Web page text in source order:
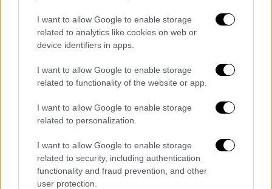
I want to allow Google to enable storage
related to analytics like cookies on web or
device identifiers in apps.
I want to allow Google to enable storage
related to functionality of the website or app.
I want to allow Google to enable storage
related to personalization.
I want to allow Google to enable storage
related to security, including authentication
functionality and fraud prevention, and other
user protection.
Κόσμος|17.11.2020 22:51
Η Γαλλία ξεπέρασε το όριο των δύο
εκατομμυρίων επιβεβαιωμένων
κρουσμάτων
Ο αριθμός των ανθρώπων που έχασαν τη
ζωή τους από την Covid-19 αυξήθηκε κατά
46.273, συνολικά